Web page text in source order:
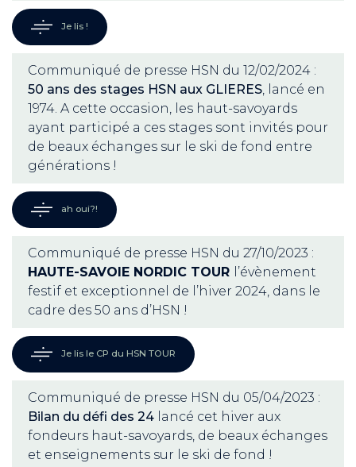
Je lis !
Communiqué de presse HSN du 12/02/2024 :
50 ans des stages HSN aux GLIERES, lancé en
1974. A cette occasion, les haut-savoyards
ayant participé a ces stages sont invités pour
de beaux échanges sur le ski de fond entre
générations !
ah oui?!
Communiqué de presse HSN du 27/10/2023 :
HAUTE-SAVOIE NORDIC TOUR l’évènement
festif et exceptionnel de l’hiver 2024, dans le
cadre des 50 ans d’HSN !
Je lis le CP du HSN TOUR
Communiqué de presse HSN du 05/04/2023 :
Bilan du défi des 24 lancé cet hiver aux
fondeurs haut-savoyards, de beaux échanges
et enseignements sur le ski de fond !